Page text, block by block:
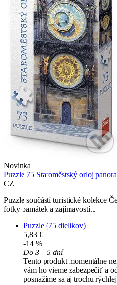
Novinka
Puzzle 75 Staroměstský orloj
CZ
Puzzle součástí turistické kolekce
fotky památek a zajímavostí...
Puzzle (75 dielikov)
5,83 €
-14 %
Do 3 – 5 dní
Tento produkt momentálne
vám ho vieme zabezpečiť a
posnažíme sa aj trochu